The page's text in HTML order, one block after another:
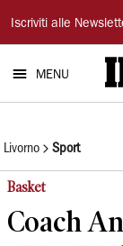
Il
Tirreno
Iscriviti alle
MENU
Livorno Sport
Basket
Coach